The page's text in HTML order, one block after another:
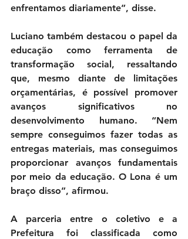
enfrentamos diariamente”, disse.
Luciano também destacou o papel da
educação como ferramenta de
transformação social, ressaltando
que, mesmo diante de limitações
orçamentárias, é possível promover
avanços significativos no
desenvolvimento humano. “Nem
sempre conseguimos fazer todas as
entregas materiais, mas conseguimos
proporcionar avanços fundamentais
por meio da educação. O Lona é um
braço disso”, afirmou.
A parceria entre o coletivo e a
Prefeitura foi classificada como